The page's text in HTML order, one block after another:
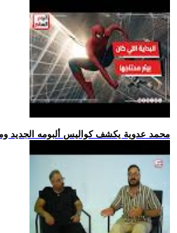
.. محمد عدوية يكشف كواليس ألبومه الجديد